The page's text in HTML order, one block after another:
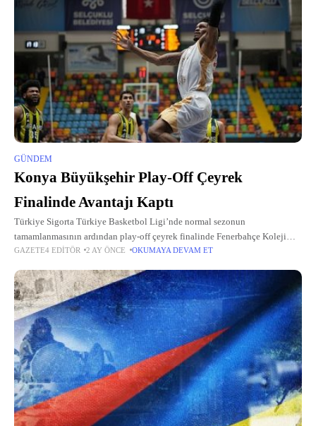
GÜNDEM
Konya Büyükşehir Play-Off Çeyrek
Finalinde Avantajı Kaptı
Türkiye Sigorta Türkiye Basketbol Ligi’nde normal sezonun
tamamlanmasının ardından play-off çeyrek finalinde Fenerbahçe Koleji
Rams ile eşleşen Konya Büyükşehir Belediyespor, kendi saha ve seyircisi
GAZETE4 EDITÖR 2 AY ÖNCE OKUMAYA DEVAM ET